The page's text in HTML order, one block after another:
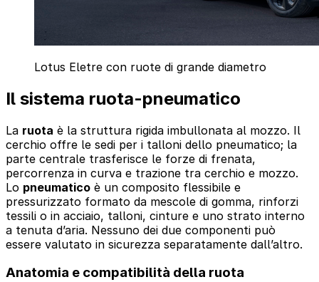
Lotus Eletre con ruote di grande diametro
Il sistema ruota-pneumatico
La ruota è la struttura rigida imbullonata al mozzo. Il
cerchio offre le sedi per i talloni dello pneumatico; la
parte centrale trasferisce le forze di frenata,
percorrenza in curva e trazione tra cerchio e mozzo.
Lo pneumatico è un composito flessibile e
pressurizzato formato da mescole di gomma, rinforzi
tessili o in acciaio, talloni, cinture e uno strato interno
a tenuta d’aria. Nessuno dei due componenti può
essere valutato in sicurezza separatamente dall’altro.
Anatomia e compatibilità della ruota